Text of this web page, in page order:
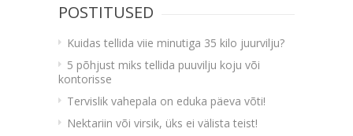
POSTITUSED
Kuidas tellida viie minutiga 35 kilo juurvilju?
5 põhjust miks tellida puuvilju koju või
kontorisse
Tervislik vahepala on eduka päeva võti!
Nektariin või virsik, üks ei välista teist!